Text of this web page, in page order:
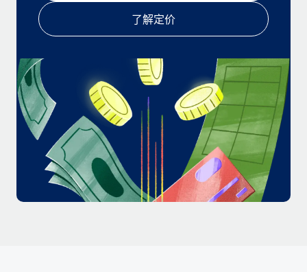
了解更多 了解定价